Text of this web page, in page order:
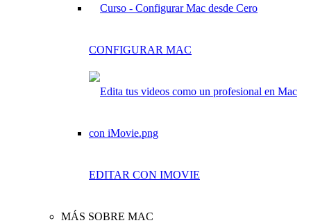
CONFIGURAR MAC
EDITAR CON IMOVIE
MÁS SOBRE MAC